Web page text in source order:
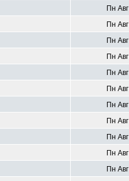
Пн
Пн
Пн
Пн
Пн
Пн
Пн
Пн
Пн
Пн
Пн